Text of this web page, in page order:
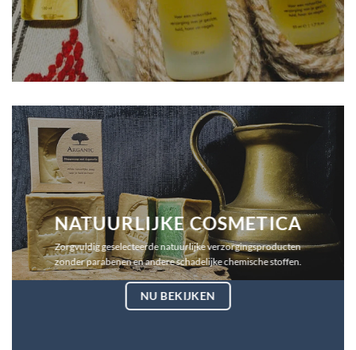
NATUURLIJKE COSMETICA
Zorgvuldig geselecteerde natuurlijke verzorgingsproducten
zonder parabenen en andere schadelijke chemische stoffen.
NU BEKIJKEN